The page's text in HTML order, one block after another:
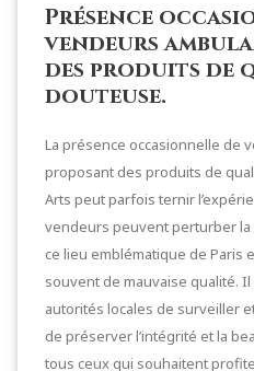
Présence
vendeurs
des produits de
douteuse.
La présence occasionnelle de
proposant des produits de
Arts peut parfois ternir
vendeurs peuvent perturber la
ce lieu emblématique de Paris
souvent de mauvaise qualité.
autorités locales de surveiller
de préserver l’intégrité et la
tous ceux qui souhaitent